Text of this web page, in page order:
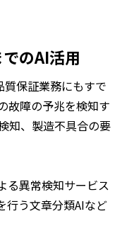
のAI活用
質保証業務にもすで
故障の予兆を検知す
知、製造不具合の要
る異常検知サービス
行う文章分類AIなど